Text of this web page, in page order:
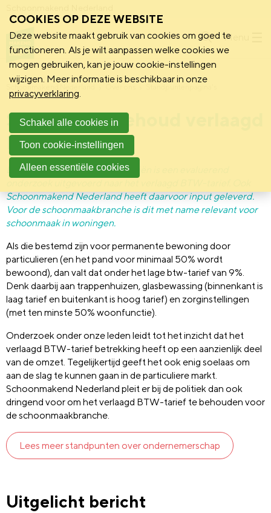
Menu
Schoonmakend Nederland
Standpunt: Behoud verlaagd
BTW-tarief
Door het Ministerie van Financiën is een evaluerend
Schoonmakend Nederland heeft daarvoor input geleverd.
Voor de schoonmaakbranche is dit met name relevant voor
schoonmaak in woningen.
Als die bestemd zijn voor permanente bewoning door
particulieren (en het pand voor minimaal 50% wordt
bewoond), dan valt dat onder het lage btw-tarief van 9%.
Denk daarbij aan trappenhuizen, glasbewassing (binnenkant is
laag tarief en buitenkant is hoog tarief) en zorginstellingen
(met ten minste 50% woonfunctie).
Onderzoek onder onze leden leidt tot het inzicht dat het
verlaagd BTW-tarief betrekking heeft op een aanzienlijk deel
van de omzet. Tegelijkertijd geeft het ook enig soelaas om
aan de slag te kunnen gaan in de particuliere markt.
Schoonmakend Nederland pleit er bij de politiek dan ook
dringend voor om het verlaagd BTW-tarief te behouden voor
de schoonmaakbranche.
Lees meer standpunten over ondernemerschap
Uitgelicht bericht
COOKIES OP DEZE WEBSITE
Deze website maakt gebruik van cookies om goed te
functioneren. Als je wilt aanpassen welke cookies we
mogen gebruiken, kan je jouw cookie-instellingen
wijzigen. Meer informatie is beschikbaar in onze
privacyverklaring.
Schakel alle cookies in
Toon cookie-instellingen
Alleen essentiële cookies